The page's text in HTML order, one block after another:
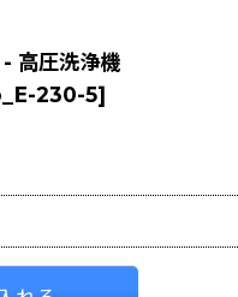
高圧洗浄機
230-5]